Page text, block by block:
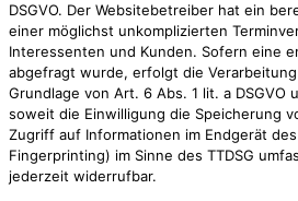
DSGVO. Der Websitebetreiber hat ein
einer möglichst unkomplizierten
Interessenten und Kunden. Sofern eine
abgefragt wurde, erfolgt die
Grundlage von Art. 6 Abs. 1 lit. a DSGVO
soweit die Einwilligung die Speicherung
Zugriff auf Informationen im Endgerät
Fingerprinting) im Sinne des TTDSG
jederzeit widerrufbar.